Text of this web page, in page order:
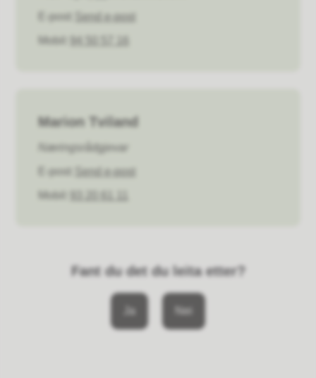
E-post
Send e-post
Marion Tviland
Næringsrådgjevar
E-post
Send e-post
Fant du det du leita etter?
Ja Nei